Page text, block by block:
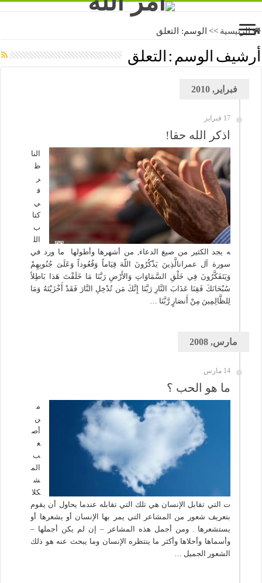
الرئيسية >> الوسم: التعلق
أرشيف الوسم : التعلق
فبراير, 2010
17 فبراير
اذكر الله حقا!
النا
ظ
ر
ف
ي
كتا
ب
الل
ه يجد الكثير من صيغ الدعاء, من أشهرها وأطولها ما ورد في
سورة آل عمرانالَّذِينَ يَذْكُرُونَ اللّهَ قِيَاماً وَقُعُوداً وَعَلَىَ جُنُوبِهِمْ
وَيَتَفَكَّرُونَ فِي خَلْقِ السَّمَاوَاتِ وَالأَرْضِ رَبَّنَا مَا خَلَقْتَ هَذا بَاطِلاً
سُبْحَانَكَ فَقِنَا عَذَابَ النَّارِ رَبَّنَا إِنَّكَ مَن تُدْخِلِ النَّارَ فَقَدْ أَخْزَيْتَهُ وَمَا
لِلظَّالِمِينَ مِنْ أَنصَارٍ رَّبَّنَا …
مارس, 2008
14 مارس
ما هو الحب ؟
م
ن
أص
ع
ب
الم
ش
كلا
ت التي تقابل الإنسان هي تلك التي تقابله عندما يحاول أن يقوم
بتعريف شعور من المشاعر التي يمر بها الإنسان أو يشعرها أو
يستشعرها . ومن أجمل هذه المشاعر – إن لم يكن أجملها –
وأسماها وأحلاها وأكثر ما ينتظره الإنسان وما يبحث عنه هو ذلك
الشعور الجميل …